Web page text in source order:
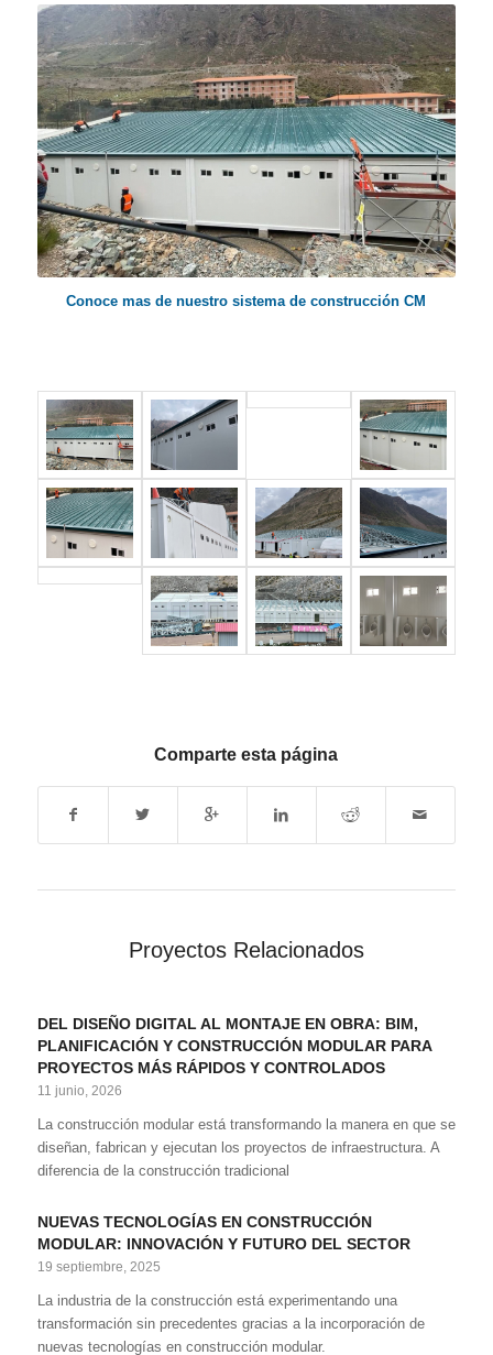
Conoce mas de nuestro sistema de construcciónCM
Comparte esta página
Proyectos Relacionados
DEL DISEÑO DIGITAL AL MONTAJE EN OBRA: BIM,
PLANIFICACIÓN Y CONSTRUCCIÓN MODULAR PARA
PROYECTOS MÁS RÁPIDOS Y CONTROLADOS
11 junio, 2026
La construcción modular está transformando la manera en que se
diseñan, fabrican y ejecutan los proyectos de infraestructura. A
diferencia de la construcción tradicional
NUEVAS TECNOLOGÍAS EN CONSTRUCCIÓN
MODULAR: INNOVACIÓN Y FUTURO DEL SECTOR
19 septiembre, 2025
La industria de la construcción está experimentando una
transformación sin precedentes gracias a la incorporación de
nuevas tecnologías en construcción modular.